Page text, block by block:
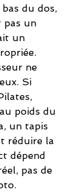
du dos,
pas un
un
ne
Si
poids du
un tapis
réduire la
dépend
pas de